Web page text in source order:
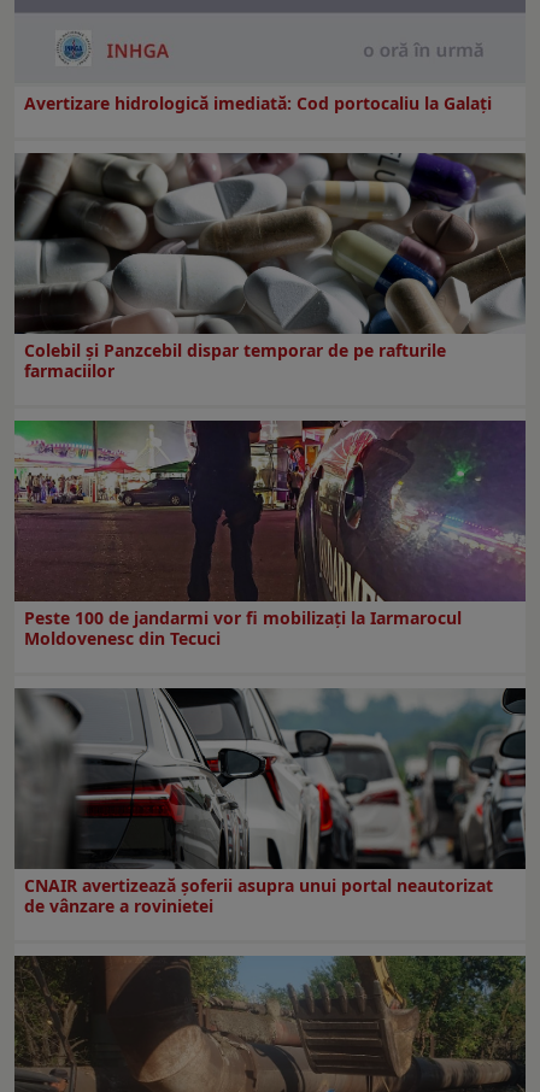
Avertizare hidrologică imediată: Cod portocaliu la Galaţi
Colebil și Panzcebil dispar temporar de pe rafturile
farmaciilor
Peste 100 de jandarmi vor fi mobilizați la Iarmarocul
Moldovenesc din Tecuci
CNAIR avertizează șoferii asupra unui portal neautorizat
de vânzare a rovinietei